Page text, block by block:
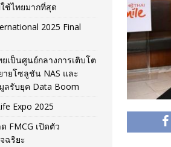
ช้ไทยมากที่สุด
2025 Final
เป็นศูนย์กลางการเติบโต
ายโซลูชัน NAS และ
ลรับยุค Data Boom
Expo 2025
FMCG เปิดตัว
ฉริยะ